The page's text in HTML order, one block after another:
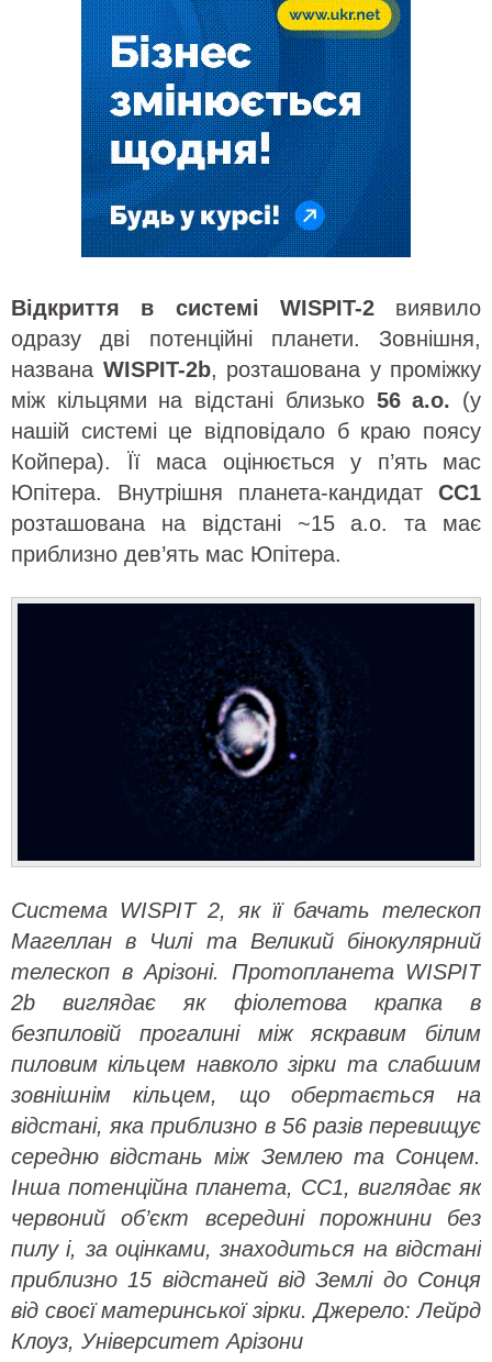
Відкриття в системі WISPIT-2виявило
одразу дві потенційні планети. Зовнішня,
названа WISPIT-2b, розташована у проміжку
між кільцями на відстані близько 56 а.о. (у
нашій системі це відповідало б краю поясу
Койпера). Її маса оцінюється у п’ять мас
Юпітера. Внутрішня планета-кандидат CC1
розташована на відстані ~15 а.о. та має
приблизно дев’ять мас Юпітера.
Система WISPIT 2, як її бачать телескоп
Магеллан в Чилі та Великий бінокулярний
телескоп в Арізоні. Протопланета WISPIT
2b виглядає як фіолетова крапка в
безпиловій прогалині між яскравим білим
пиловим кільцем навколо зірки та слабшим
зовнішнім кільцем, що обертається на
відстані, яка приблизно в 56 разів перевищує
середню відстань між Землею та Сонцем.
Інша потенційна планета, CC1, виглядає як
червоний об’єкт всередині порожнини без
пилу і, за оцінками, знаходиться на відстані
приблизно 15 відстаней від Землі до Сонця
від своєї материнської зірки. Джерело: Лейрд
Клоуз, Університет Арізони